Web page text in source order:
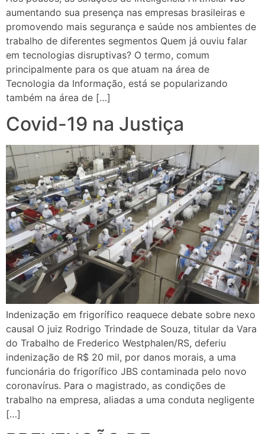
aumentando sua presença nas empresas brasileiras e
promovendo mais segurança e saúde nos ambientes de
trabalho de diferentes segmentos Quem já ouviu falar
em tecnologias disruptivas? O termo, comum
principalmente para os que atuam na área de
Tecnologia da Informação, está se popularizando
também na área de […]
Covid-19 na Justiça
Indenização em frigorífico reaquece debate sobre nexo
causal O juiz Rodrigo Trindade de Souza, titular da Vara
do Trabalho de Frederico Westphalen/RS, deferiu
indenização de R$ 20 mil, por danos morais, a uma
funcionária do frigorífico JBS contaminada pelo novo
coronavírus. Para o magistrado, as condições de
trabalho na empresa, aliadas a uma conduta negligente
[…]